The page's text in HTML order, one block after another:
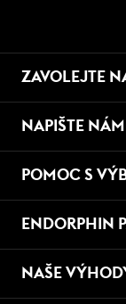
ZAVOLEJTE
NAPIŠTE NÁM
POMOC S
ENDORPHIN
NAŠE